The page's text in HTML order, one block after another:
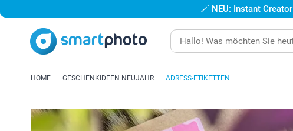
🪄 NEU: Instant Creator
HOME GESCHENKIDEEN NEUJAHR ADRESS-ETIKETTEN